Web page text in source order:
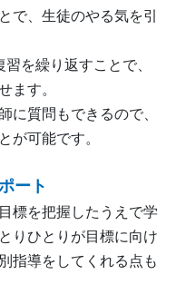
で、生徒のやる気を引
を繰り返すことで、
ます。
に質問もできるので、
が可能です。
ート
標を把握したうえで学
りひとりが目標に向け
指導をしてくれる点も